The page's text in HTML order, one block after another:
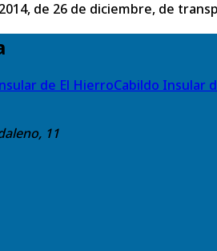
de 26 de diciembre, de
Cabildo Insular
11